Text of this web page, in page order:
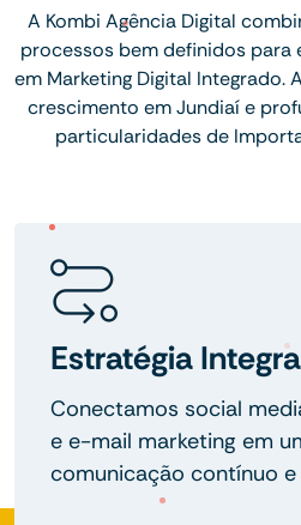
A Kombi Agência Digital
processos bem definidos para
em Marketing Digital Integrado.
crescimento em Jundiaí e
particularidades de
Estratégia
Conectamos social
e e-mail marketing em
comunicação contínuo